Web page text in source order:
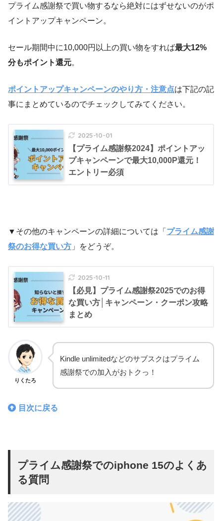
プライム感謝祭で買い物するなら絶対にはずせないのがポ
イントアップキャンペーン。
セール期間中に10,000円以上の買い物をすれば最大12%
分もポイント還元。
ポイントアップキャンペーンのやり方・注意点は下記の記
事にまとめているのでチェックしてみてください。
2025-10-01
【プライム感謝祭2024】ポイントアッ
プキャンペーンで最大10,000P還元！
エントリー必須
▼その他のキャンペーンの詳細については「 プライム感謝
祭のお得な買い方 」をどうぞ。
2025-10-11
【必見】プライム感謝祭2025でのお得
な買い方│キャンペーン・クーポン攻略
まとめ
りくたろ
Kindle unlimitedなどのサブスクはプライム
感謝祭での加入がおトクっ！
目次に戻る
プライム感謝祭でのiphone 15のよくあ
る質問